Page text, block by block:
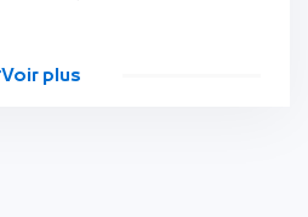
Voir plus